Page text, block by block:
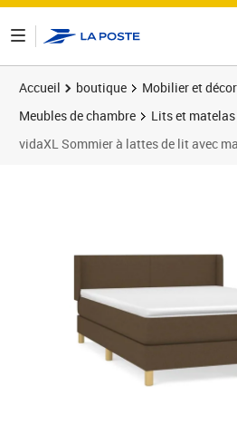
Accueil boutique
Mobilier et
Meubles de chambre
Lits et matelas
vidaXL Sommier à lattes de lit avec